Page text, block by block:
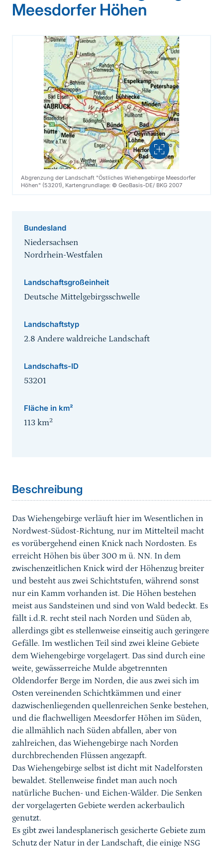
Meesdorfer Höhen
Vergrößern
Abgrenzung der Landschaft "Östliches Wiehengebirge Meesdorfer
Höhen" (53201), Kartengrundlage: © GeoBasis-DE/ BKG 2007
Bundesland
Niedersachsen
Nordrhein-Westfalen
Landschaftsgroßeinheit
Deutsche Mittelgebirgsschwelle
Landschaftstyp
2.8 Andere waldreiche Landschaft
Landschafts-ID
53201
Fläche in km²
113 km2
Beschreibung
Das Wiehengebirge verläuft hier im Wesentlichen in
Nordwest-Südost-Richtung, nur im Mittelteil macht
es vorübergehend einen Knick nach Nordosten. Es
erreicht Höhen bis über 300 m ü. NN. In dem
zwischenzeitlichen Knick wird der Höhenzug breiter
und besteht aus zwei Schichtstufen, während sonst
nur ein Kamm vorhanden ist. Die Höhen bestehen
meist aus Sandsteinen und sind von Wald bedeckt. Es
fällt i.d.R. recht steil nach Norden und Süden ab,
allerdings gibt es stellenweise einseitig auch geringere
Gefälle. Im westlichen Teil sind zwei kleine Gebiete
dem Wiehengebirge vorgelagert. Das sind durch eine
weite, gewässerreiche Mulde abgetrennten
Oldendorfer Berge im Norden, die aus zwei sich im
Osten vereinenden Schichtkämmen und einer
dazwischenliegenden quellenreichen Senke bestehen,
und die flachwelligen Meesdorfer Höhen im Süden,
die allmählich nach Süden abfallen, aber von
zahlreichen, das Wiehengebirge nach Norden
durchbrechenden Flüssen angezapft.
Das Wiehengebirge selbst ist dicht mit Nadelforsten
bewaldet. Stellenweise findet man auch noch
natürliche Buchen- und Eichen-Wälder. Die Senken
der vorgelagerten Gebiete werden ackerbaulich
genutzt.
Es gibt zwei landesplanerisch gesicherte Gebiete zum
Schutz der Natur in der Landschaft, die einige NSG